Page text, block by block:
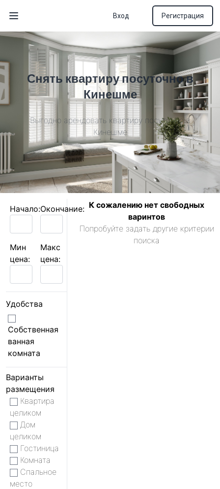
Открыть меню
Вход Регистрация
Снять квартиру посуточно в
Кинешме
Выгодно арендовать квартиру посуточно в
Кинешме
Начало:Окончание:
Мин
цена:
Макс
цена:
Удобства
Собственная
ванная
комната
Варианты
размещения
Квартира
целиком
Дом
целиком
Гостиница
Комната
Спальное
место
К сожалению нет свободных
варинтов
Попробуйте задать другие критерии
поиска